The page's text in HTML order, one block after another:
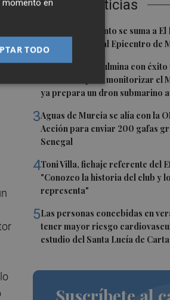
Últimas Noticias
María Escarmiento se suma a El
cartel del festival Epicentro de
2UPCT Makers culmina con éxito
catamarán para monitorizar el
ya prepara un dron submarino
3Aguas de Murcia se alía con la
Acción para enviar 200 gafas
Senegal
4Toni Villa, fichaje referente del
"Conozco la historia del club y
representa"
5Las personas concebidas en
tener mayor riesgo
estudio del Santa Lucía de
Suscríbete al
momento en
TODO